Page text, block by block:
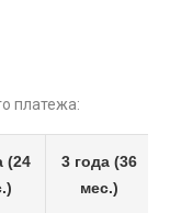
платежа:
(24
3 года (36
мес.)